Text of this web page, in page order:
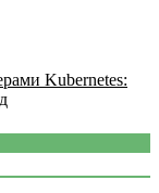
Kubernetes: